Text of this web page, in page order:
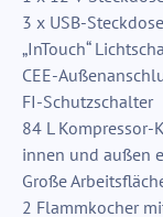
3 x USB-
„InTouch“
CEE-
FI-Schutzschalter
84 L
innen und außen
Große
2 Flammkocher